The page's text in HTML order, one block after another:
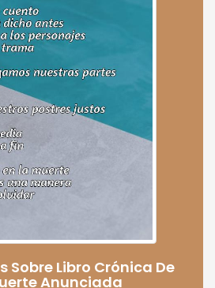
Sobre Libro Crónica De
Anunciada